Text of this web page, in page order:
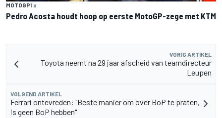
MOTOGP1 u
Pedro Acosta houdt hoop op eerste MotoGP-zege met KTM
VORIG ARTIKEL
Toyota neemt na 29 jaar afscheid van teamdirecteur
Leupen
VOLGEND ARTIKEL
Ferrari ontevreden: "Beste manier om over BoP te praten,
is geen BoP hebben"